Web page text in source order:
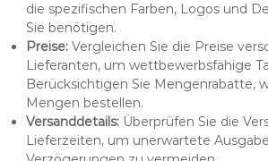
die spezifischen Farben, Logos und
Sie benötigen.
Preise:Vergleichen Sie die Preise
Lieferanten, um wettbewerbsfähige
Berücksichtigen Sie Mengenrabatte,
Mengen bestellen.
Versanddetails:Überprüfen Sie die
Lieferzeiten, um unerwartete